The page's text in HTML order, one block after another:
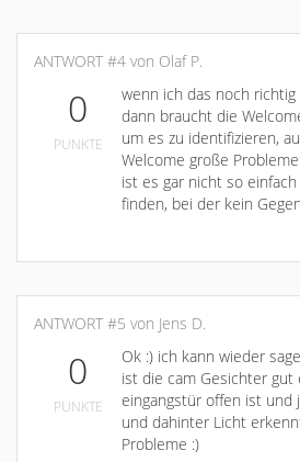
ANTWORT #4 von Olaf P.
0
PUNKTE
wenn ich das noch
dann braucht die
um es zu identifizieren,
Welcome große
ist es gar nicht so
finden, bei der kein
ANTWORT #5 von Jens D.
0
PUNKTE
Ok :) ich kann wieder
ist die cam Gesichter gut
eingangstür offen ist und
und dahinter Licht
Probleme :)